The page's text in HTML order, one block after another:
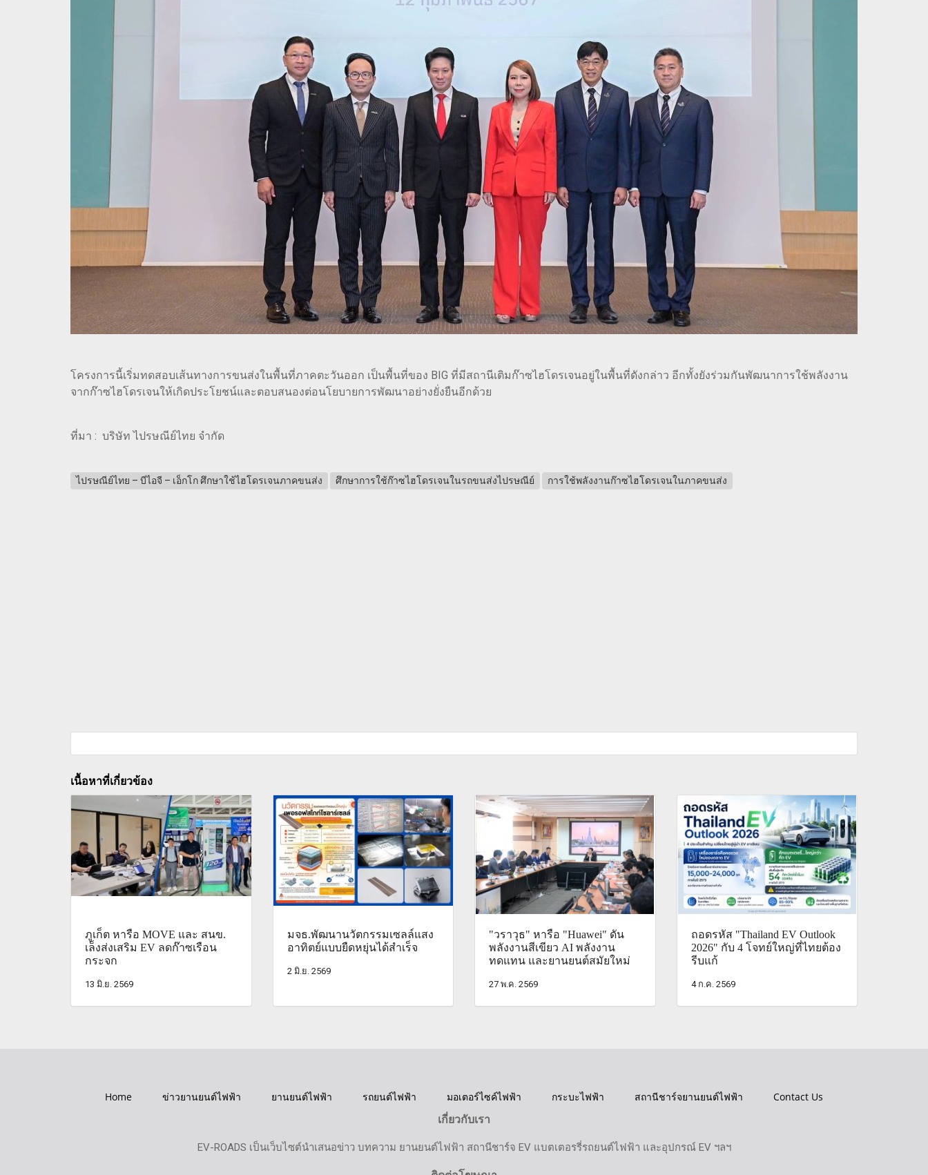
โครงการนี้เริ่มทดสอบเส้นทางการขนส่งในพื้นที่ภาคตะวันออก เป็นพื้นที่ของ BIG ที่มีสถานีเติมก๊าซไฮโดรเจนอยู่ในพื้นที่ดังกล่าว อีกทั้งยังร่วมกันพัฒนาการใช้พลังงาน
จากก๊าซไฮโดรเจนให้เกิดประโยชน์และตอบสนองต่อนโยบายการพัฒนาอย่างยั่งยืนอีกด้วย
ที่มา : บริษัท ไปรษณีย์ไทย จำกัด
ไปรษณีย์ไทย – บีไอจี – เอ็กโก ศึกษาใช้ไฮโดรเจนภาคขนส่ง ศึกษาการใช้ก๊าซไฮโดรเจนในรถขนส่งไปรษณีย์ การใช้พลังงานก๊าซไฮโดรเจนในภาคขนส่ง
เนื้อหาที่เกี่ยวข้อง
ภูเก็ต หารือ MOVE และ สนข.
เล็งส่งเสริม EV ลดก๊าซเรือน
กระจก
13 มิ.ย. 2569
มจธ.พัฒนานวัตกรรมเซลล์แสง
อาทิตย์แบบยืดหยุ่นได้สำเร็จ
2 มิ.ย. 2569
"วราวุธ" หารือ "Huawei" ดัน
พลังงานสีเขียว AI พลังงาน
ทดแทน และยานยนต์สมัยใหม่
27 พ.ค. 2569
ถอดรหัส "Thailand EV Outlook
2026" กับ 4 โจทย์ใหญ่ที่ไทยต้อง
รีบแก้
4 ก.ค. 2569
Home ข่าวยานยนต์ไฟฟ้า ยานยนต์ไฟฟ้า รถยนต์ไฟฟ้า มอเตอร์ไซค์ไฟฟ้า กระบะไฟฟ้า สถานีชาร์จยานยนต์ไฟฟ้า
Contact Us
เกี่ยวกับเรา
EV-ROADS เป็นเว็บไซต์นำเสนอข่าว บทความ ยานยนต์ไฟฟ้า สถานีชาร์จ EV แบตเตอรรี่รถยนต์ไฟฟ้า และอุปกรณ์ EV ฯลฯ